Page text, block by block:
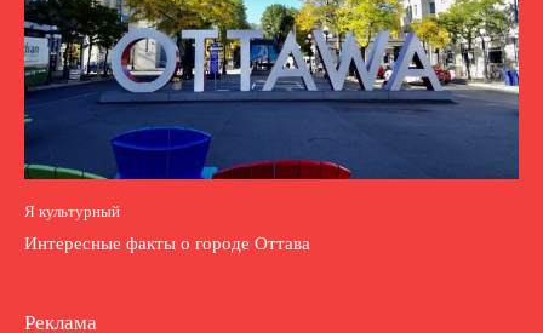
Я культурный
Интересные факты о городе Оттава
Реклама